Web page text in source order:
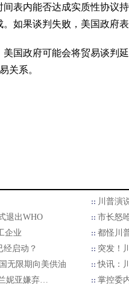
表内能否达成实质性协议
如果谈判失败，美国政府
国政府可能会将贸易谈判
关系。
川普演
退出WHO
市长怒
企业
都怪川
经启动？
突发！
无限期向美供油
快讯：
妮亚嫌弃…
掌控委